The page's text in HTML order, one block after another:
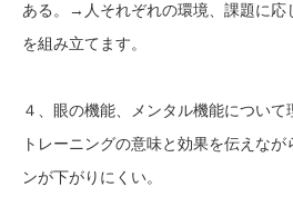
ある。→人それぞれの環境、課題に応
を組み立てます。
４、眼の機能、メンタル機能につい
トレーニングの意味と効果を伝えな
ンが下がりにくい。